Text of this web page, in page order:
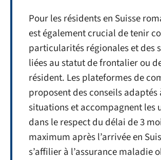
Pour les résidents en Suisse
est également crucial de tenir
particularités régionales et des
liées au statut de frontalier ou
résident. Les plateformes de
proposent des conseils adaptés
situations et accompagnent les
dans le respect du délai de 3
maximum après l’arrivée en
s’affilier à l’assurance maladie